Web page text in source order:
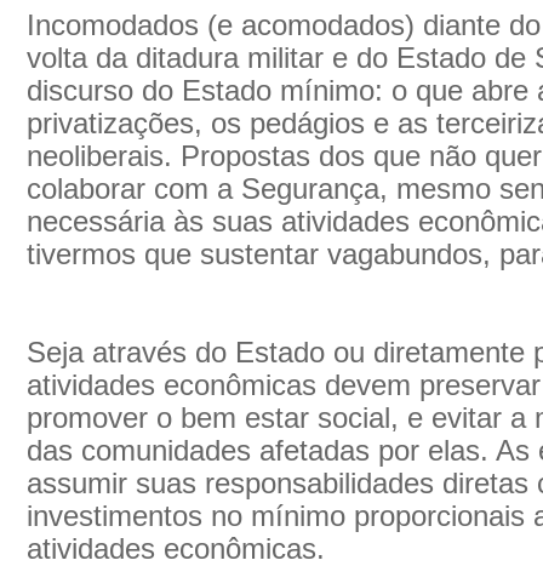
Incomodados (e acomodados) diante
volta da ditadura militar e do Estado de
discurso do Estado mínimo: o que abre
privatizações, os pedágios e as
neoliberais. Propostas dos que não
colaborar com a Segurança, mesmo
necessária às suas atividades
tivermos que sustentar vagabundos,
Seja através do Estado ou diretamente
atividades econômicas devem
promover o bem estar social, e evitar a
das comunidades afetadas por elas.
assumir suas responsabilidades
investimentos no mínimo proporcionais
atividades econômicas.